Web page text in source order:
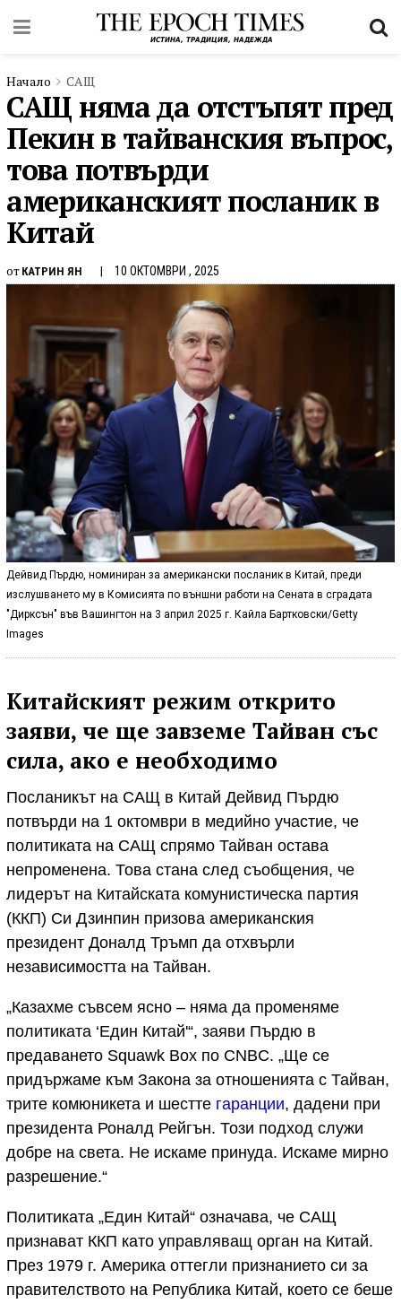
Начало САЩ
САЩ няма да отстъпят пред
Пекин в тайванския въпрос,
това потвърди
американският посланик в
Китай
от КАТРИН ЯН 10 ОКТОМВРИ , 2025
Дейвид Пърдю, номиниран за американски посланик в Китай, преди
изслушването му в Комисията по външни работи на Сената в сградата
"Дирксън" във Вашингтон на 3 април 2025 г. Кайла Бартковски/Getty
Images
Китайският режим открито
заяви, че ще завземе Тайван със
сила, ако е необходимо
Посланикът на САЩ в Китай Дейвид Пърдю
потвърди на 1 октомври в медийно участие, че
политиката на САЩ спрямо Тайван остава
непроменена. Това стана след съобщения, че
лидерът на Китайската комунистическа партия
(ККП) Си Дзинпин призова американския
президент Доналд Тръмп да отхвърли
независимостта на Тайван.
„Казахме съвсем ясно – няма да променяме
политиката ‘Един Китай'“, заяви Пърдю в
предаването Squawk Box по CNBC. „Ще се
придържаме към Закона за отношенията с Тайван,
трите комюникета и шестте гаранции, дадени при
президента Роналд Рейгън. Този подход служи
добре на света. Не искаме принуда. Искаме мирно
разрешение.“
Политиката „Един Китай“ означава, че САЩ
признават ККП като управляващ орган на Китай.
През 1979 г. Америка оттегли признанието си за
правителството на Република Китай, което се беше